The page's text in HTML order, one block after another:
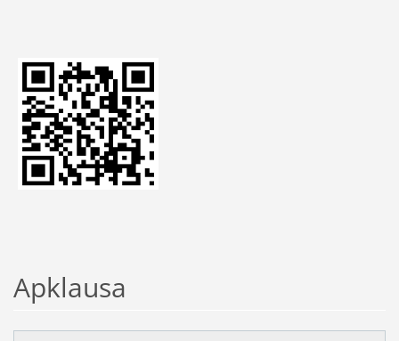
Apklausa